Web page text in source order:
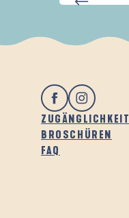
ZUGÄNGLICHKEIT
BROSCHÜREN
FAQ